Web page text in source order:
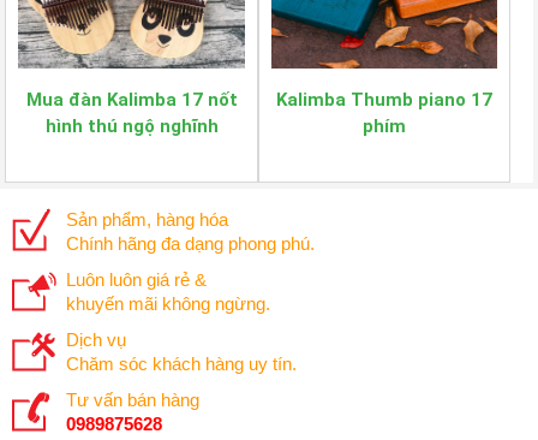
Mua đàn Kalimba 17 nốt
hình thú ngộ nghĩnh
Kalimba Thumb piano 17
phím
Sản phẩm, hàng hóa
Chính hãng đa dạng phong phú.
Luôn luôn giá rẻ &
khuyến mãi không ngừng.
Dịch vụ
Chăm sóc khách hàng uy tín.
Tư vấn bán hàng
0989875628